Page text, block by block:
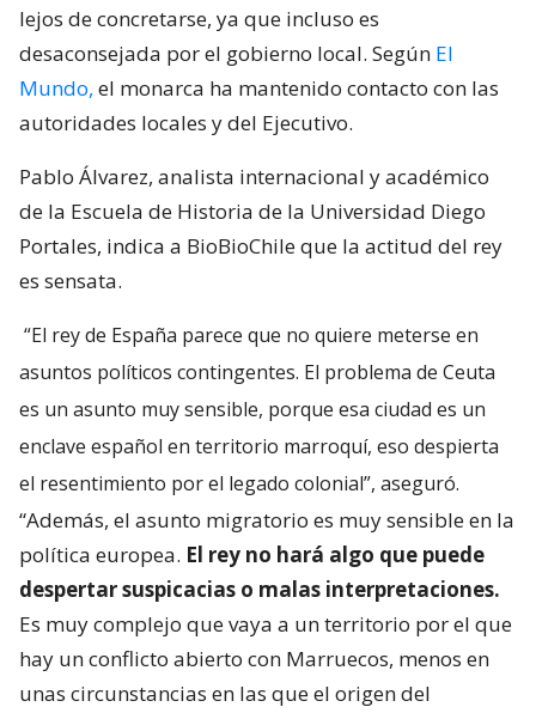
lejos de concretarse, ya que incluso es
desaconsejada por el gobierno local. Según El
Mundo, el monarca ha mantenido contacto con las
autoridades locales y del Ejecutivo.
Pablo Álvarez, analista internacional y académico
de la Escuela de Historia de la Universidad Diego
Portales, indica a BioBioChile que la actitud del rey
es sensata.
“El rey de España parece que no quiere meterse en
asuntos políticos contingentes. El problema de Ceuta
es un asunto muy sensible, porque esa ciudad es un
enclave español en territorio marroquí, eso despierta
el resentimiento por el legado colonial”, aseguró.
“Además, el asunto migratorio es muy sensible en la
política europea. El rey no hará algo que puede
despertar suspicacias o malas interpretaciones.
Es muy complejo que vaya a un territorio por el que
hay un conflicto abierto con Marruecos, menos en
unas circunstancias en las que el origen del